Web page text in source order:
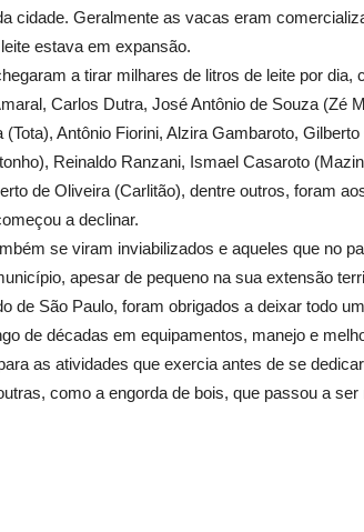
cidade. Geralmente as vacas eram
estava em expansão.
a tirar milhares de litros de leite por dia,
Carlos Dutra, José Antônio de Souza (Zé
Antônio Fiorini, Alzira Gambaroto,
Reinaldo Ranzani, Ismael Casaroto
de Oliveira (Carlitão), dentre outros, foram
a declinar.
se viram inviabilizados e aqueles que no
apesar de pequeno na sua extensão
de São Paulo, foram obrigados a deixar todo
de décadas em equipamentos, manejo e
as atividades que exercia antes de se
como a engorda de bois, que passou a ser